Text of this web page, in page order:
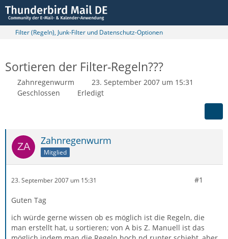
Filter (Regeln), Junk-Filter und Datenschutz-Optionen
Sortieren der Filter-Regeln???
Zahnregenwurm
23. September 2007 um 15:31
Geschlossen
Erledigt
Zahnregenwurm
Mitglied
23. September 2007 um 15:31 #1
Guten Tag
ich würde gerne wissen ob es möglich ist die Regeln, die
man erstellt hat, u sortieren; von A bis Z. Manuell ist das